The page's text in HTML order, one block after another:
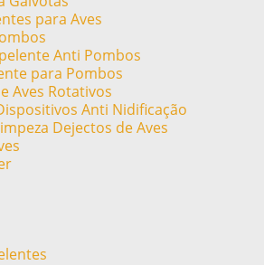
para Aves
Anti Pombos
para Pombos
Aves Rotativos
Anti Nidificação
Dejectos de Aves